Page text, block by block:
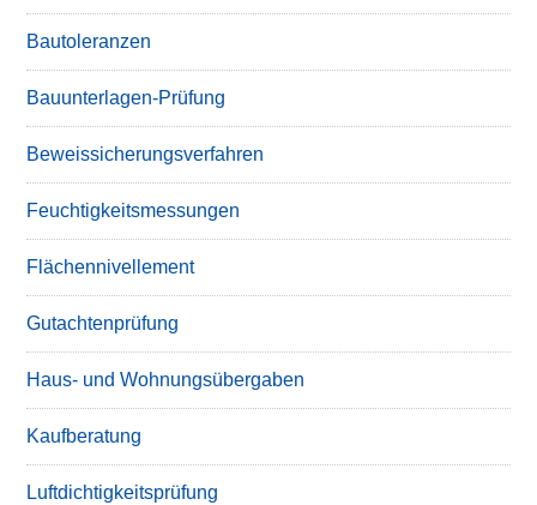
Bautoleranzen
Bauunterlagen-Prüfung
Beweissicherungsverfahren
Feuchtigkeitsmessungen
Flächennivellement
Gutachtenprüfung
Haus- und Wohnungsübergaben
Kaufberatung
Luftdichtigkeitsprüfung